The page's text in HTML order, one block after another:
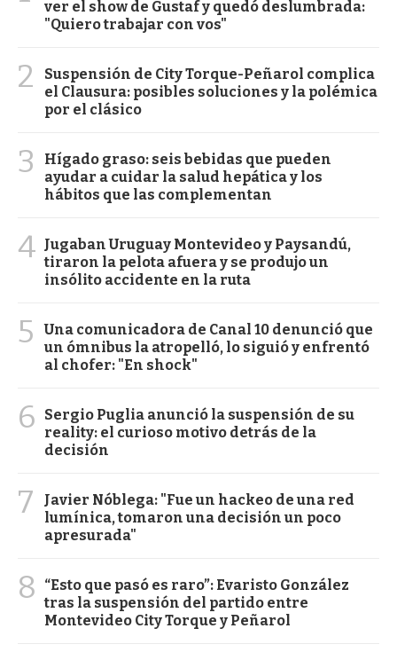
ver el show de Gustaf y quedó deslumbrada:
"Quiero trabajar con vos"
2
Suspensión de City Torque-Peñarol complica
el Clausura: posibles soluciones y la polémica
por el clásico
3
Hígado graso: seis bebidas que pueden
ayudar a cuidar la salud hepática y los
hábitos que las complementan
4 Jugaban Uruguay Montevideo y Paysandú,
tiraron la pelota afuera y se produjo un
insólito accidente en la ruta
5
Una comunicadora de Canal 10 denunció que
un ómnibus la atropelló, lo siguió y enfrentó
al chofer: "En shock"
6
Sergio Puglia anunció la suspensión de su
reality: el curioso motivo detrás de la
decisión
7
Javier Nóblega: "Fue un hackeo de una red
lumínica, tomaron una decisión un poco
apresurada"
8
“Esto que pasó es raro”: Evaristo González
tras la suspensión del partido entre
Montevideo City Torque y Peñarol